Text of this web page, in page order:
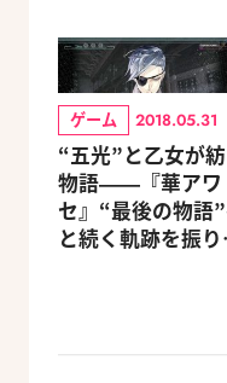
ゲーム 2018.05.31
“五光”と乙女が
物語――『華アワ
セ』“最後の物語
と続く軌跡を振り